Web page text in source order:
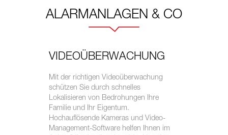
ALARMANLAGEN & CO
VIDEOÜBERWACHUNG
Mit der richtigen Videoüberwachung
schützen Sie durch schnelles
Lokalisieren von Bedrohungen Ihre
Familie und Ihr Eigentum.
Hochauflösende Kameras und Video-
Management-Software helfen Ihnen im